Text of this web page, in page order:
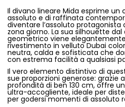
Il divano lineare Mida esprime
assoluto e di raffinata
diventare l’assoluto protagonista
zona giorno. La sua silhouette
geometrico viene
rivestimento in velluto Dubai
neutra, calda e sofisticata che
con estrema facilità a qualsiasi
Il vero elemento distintivo di
sue proporzioni generose: grazie
profondità di ben 130 cm, offre
ultra-accogliente, ideale per
per godersi momenti di assoluto